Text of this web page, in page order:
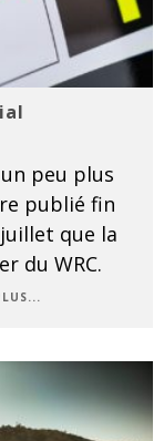
peu plus
publié fin
que la
du WRC.